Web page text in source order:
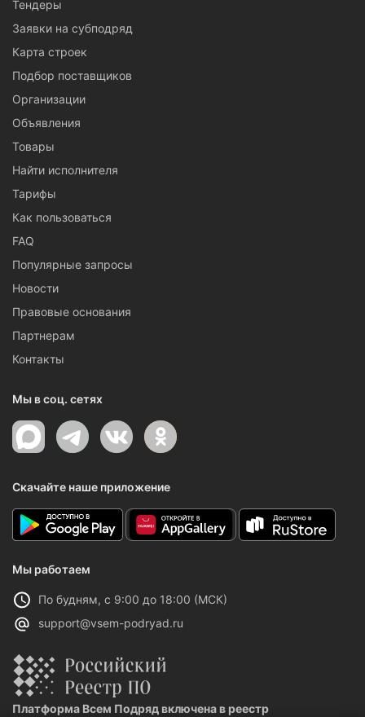
Тендеры
Заявки на субподряд
Карта строек
Подбор поставщиков
Организации
Объявления
Товары
Найти исполнителя
Тарифы
Как пользоваться
FAQ
Популярные запросы
Новости
Правовые основания
Партнерам
Контакты
Мы в соц. сетях
Скачайте наше приложение
Мы работаем
По будням, с 9:00 до 18:00 (МСК)
support@vsem-podryad.ru
Платформа Всем Подряд включена в реестр